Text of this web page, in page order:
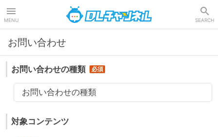
MENU SEARCH
お問い合わせ
お問い合わせの種類
お問い合わせの種類
対象コンテンツ